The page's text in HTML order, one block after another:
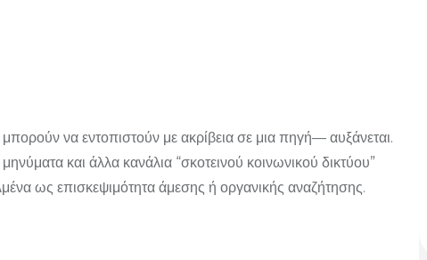
να εντοπιστούν με ακρίβεια σε μια πηγή— αυξάνεται.
και άλλα κανάλια “σκοτεινού κοινωνικού δικτύου”
ως επισκεψιμότητα άμεσης ή οργανικής αναζήτησης.